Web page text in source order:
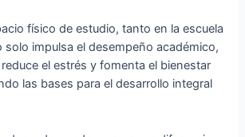
físico de estudio, tanto en la escuela
solo impulsa el desempeño académico,
el estrés y fomenta el bienestar
las bases para el desarrollo integral